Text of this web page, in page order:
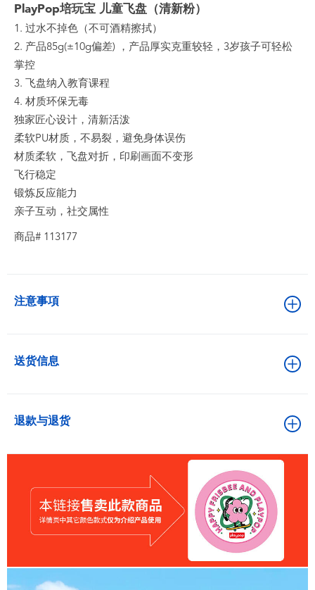
玩具促销
玩具清货
PlayPop培玩宝 儿童飞盘（清新粉）
1. 过水不掉色（不可酒精擦拭）
2. 产品85g(±10g偏差) ，产品厚实克重较轻，3岁孩子可轻松
掌控
3. 飞盘纳入教育课程
4. 材质环保无毒
独家匠心设计，清新活泼
柔软PU材质，不易裂，避免身体误伤
材质柔软，飞盘对折，印刷画面不变形
飞行稳定
锻炼反应能力
亲子互动，社交属性
商品# 113177
注意事項
送货信息
退款与退货